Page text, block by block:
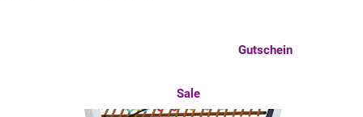
Gutschein
Sale